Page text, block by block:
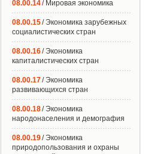
08.00.14/ Мировая экономика
08.00.15/ Экономика зарубежных
социалистических стран
08.00.16/ Экономика
капиталистических стран
08.00.17/ Экономика
развивающихся стран
08.00.18/ Экономика
народонаселения и демография
08.00.19/ Экономика
природопользования и охраны